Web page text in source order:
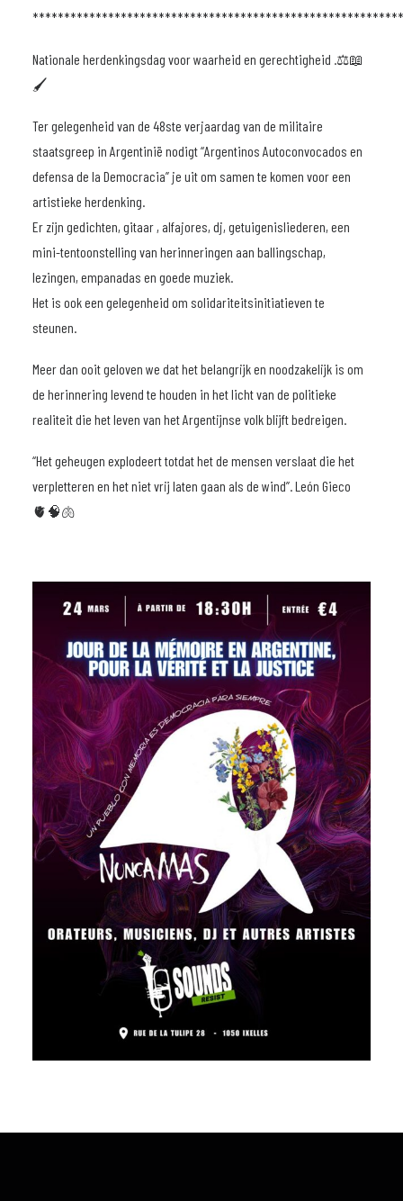
Nationale herdenkingsdag voor waarheid en gerechtigheid .⚖️📖
🖌
Ter gelegenheid van de 48ste verjaardag van de militaire
staatsgreep in Argentinië nodigt “Argentinos Autoconvocados en
defensa de la Democracia” je uit om samen te komen voor een
artistieke herdenking.
Er zijn gedichten, gitaar , alfajores, dj, getuigenisliederen, een
mini-tentoonstelling van herinneringen aan ballingschap,
lezingen, empanadas en goede muziek.
Het is ook een gelegenheid om solidariteitsinitiatieven te
steunen.
Meer dan ooit geloven we dat het belangrijk en noodzakelijk is om
de herinnering levend te houden in het licht van de politieke
realiteit die het leven van het Argentijnse volk blijft bedreigen.
“Het geheugen explodeert totdat het de mensen verslaat die het
verpletteren en het niet vrij laten gaan als de wind”. León Gieco
🫀🧠🫁